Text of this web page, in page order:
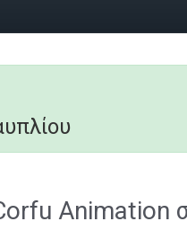
Animation